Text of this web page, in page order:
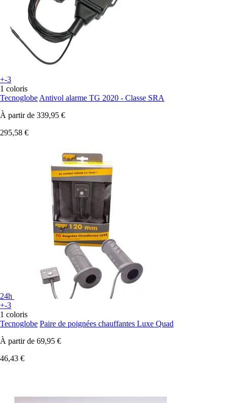
+-3
1 coloris
Tecnoglobe Antivol alarme TG 2020 - Classe SRA
À partir de 339,95 €
295,58 €
24h
+-3
1 coloris
Tecnoglobe Paire de poignées chauffantes Luxe Quad
À partir de 69,95 €
46,43 €